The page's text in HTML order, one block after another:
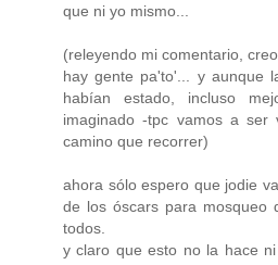
que ni yo mismo...
(releyendo mi comentario,
hay gente pa'to'... y aunque
habían estado, incluso
imaginado -tpc vamos a ser
camino que recorrer)
ahora sólo espero que jodie
de los óscars para mosqueo
todos.
y claro que esto no la hace